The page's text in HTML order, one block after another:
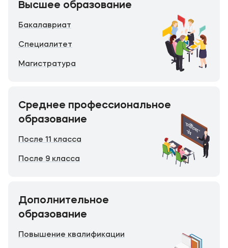
Высшее образование
Бакалавриат
Специалитет
Магистратура
Среднее профессиональное
образование
После 11 класса
После 9 класса
Дополнительное
образование
Повышение квалификации